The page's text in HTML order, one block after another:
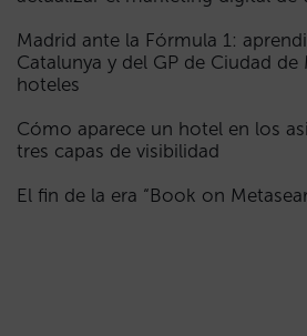
Madrid ante la Fórmula 1:
Catalunya y del GP de Ciudad
hoteles
Cómo aparece un hotel en los
tres capas de visibilidad
El fin de la era “Book on